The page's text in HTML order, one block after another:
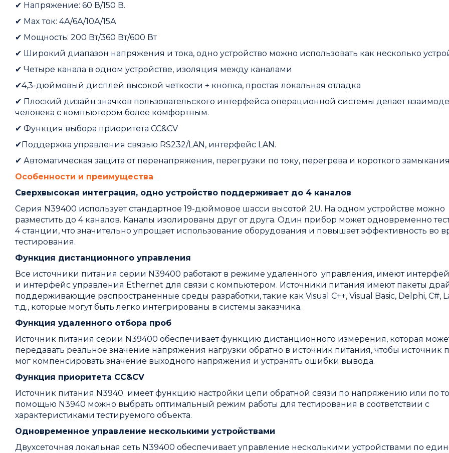
✔ Напряжение: 60 В/150 В.
✔ Max ток: 4А/6А/10А/15А
✔ Мощность: 200 Вт/360 Вт/600 Вт
✔ Широкий диапазон напряжения и тока, одно устройство можно использовать как несколько
✔ Четыре канала в одном устройстве, изоляция между каналами
✔4,3-дюймовый дисплей высокой четкости + кнопка, простая локальная отладка
✔ Плоский дизайн значков пользовательского интерфейса операционной системы делает
человека с компьютером более комфортным.
✔ Функция выбора приоритета CC&CV
✔ Поддержка управления связью RS232/LAN, интерфейс LAN.
✔ Автоматическая защита от перенапряжения, перегрузки по току, перегрева и короткого
Особенности и преимущества
Сверхвысокая интеграция, одно устройство поддерживает до 4 каналов
Серия N39400 использует стандартное 19-дюймовое шасси высотой 2U. На одном устройстве можно
разместить до 4 каналов. Каналы изолированы друг от друга. Один прибор может одновременно
4 станции, что значительно упрощает использование оборудования и повышает эффективность во
тестирования.
Функция дистанционного управления
Все источники питания серии N39400 работают в режиме удаленного управления, имеют
и интерфейс управления Ethernet для связи с компьютером. Источники питания имеют пакеты
поддерживающие распространенные среды разработки, такие как Visual C++, Visual Basic, Delphi, C#,
т.д., которые могут быть легко интегрированы в системы заказчика.
Функция удаленного отбора проб
Источник питания серии N39400 обеспечивает функцию дистанционного измерения, которая
передавать реальное значение напряжения нагрузки обратно в источник питания, чтобы источник
мог компенсировать значение выходного напряжения и устранять ошибки вывода.
Функция приоритета CC&CV
Источник питания N3940 имеет функцию настройки цепи обратной связи по напряжению или по
помощью N3940 можно выбрать оптимальный режим работы для тестирования в соответствии с
характеристиками тестируемого объекта.
Одновременное управление несколькими устройствами
Двухсеточная локальная сеть N39400 обеспечивает управление несколькими устройствами по